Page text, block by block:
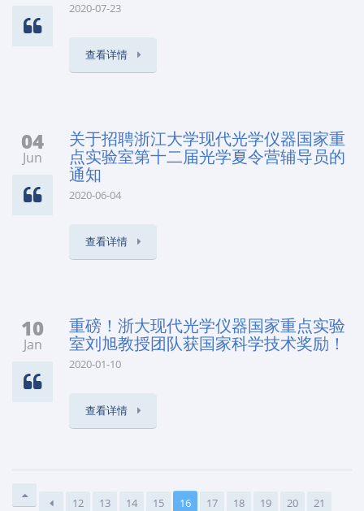
2020-07-23
查看详情
04
Jun
关于招聘浙江大学现代光学仪器国家重
点实验室第十二届光学夏令营辅导员的
通知
2020-06-04
查看详情
10
Jan
重磅！浙大现代光学仪器国家重点实验
室刘旭教授团队获国家科学技术奖励！
2020-01-10
查看详情
12 13 14 15 16 17 18 19 20 21